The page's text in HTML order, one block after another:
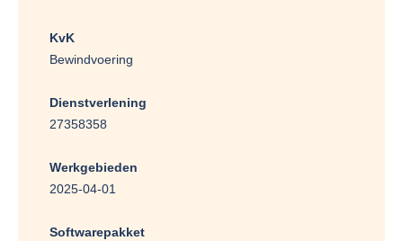
KvK
Bewindvoering
Dienstverlening
27358358
Werkgebieden
2025-04-01
Softwarepakket